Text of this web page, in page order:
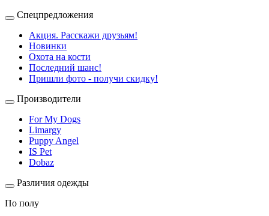
Спецпредложения
Акция. Расскажи друзьям!
Новинки
Охота на кости
Последний шанс!
Пришли фото - получи скидку!
Производители
For My Dogs
Limargy
Puppy Angel
IS Pet
Dobaz
Различия одежды
По полу